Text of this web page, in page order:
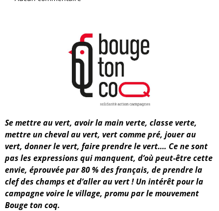
Se mettre au vert, avoir la main verte, classe verte,
mettre un cheval au vert, vert comme pré, jouer au
vert, donner le vert, faire prendre le vert…. Ce ne sont
pas les expressions qui manquent, d’où peut-être cette
envie, éprouvée par 80 % des français, de prendre la
clef des champs et d’aller au vert ! Un intérêt pour la
campagne voire le village, promu par le mouvement
Bouge ton coq.